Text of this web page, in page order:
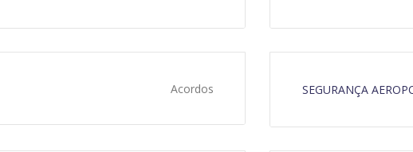
Acordos SEGURANÇA